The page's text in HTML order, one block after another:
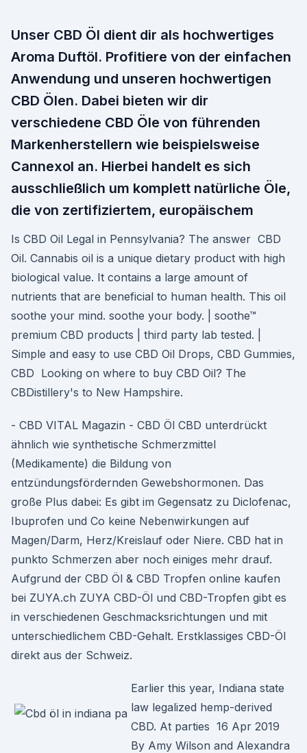
Unser CBD Öl dient dir als hochwertiges
Aroma Duftöl. Profitiere von der einfachen
Anwendung und unseren hochwertigen
CBD Ölen. Dabei bieten wir dir
verschiedene CBD Öle von führenden
Markenherstellern wie beispielsweise
Cannexol an. Hierbei handelt es sich
ausschließlich um komplett natürliche Öle,
die von zertifiziertem, europäischem
Is CBD Oil Legal in Pennsylvania? The answer CBD
Oil. Cannabis oil is a unique dietary product with high
biological value. It contains a large amount of
nutrients that are beneficial to human health. This oil
soothe your mind. soothe your body. | soothe™
premium CBD products | third party lab tested. |
Simple and easy to use CBD Oil Drops, CBD Gummies,
CBD Looking on where to buy CBD Oil? The
CBDistillery's to New Hampshire.
- CBD VITAL Magazin - CBD Öl CBD unterdrückt
ähnlich wie synthetische Schmerzmittel
(Medikamente) die Bildung von
entzündungsfördernden Gewebshormonen. Das
große Plus dabei: Es gibt im Gegensatz zu Diclofenac,
Ibuprofen und Co keine Nebenwirkungen auf
Magen/Darm, Herz/Kreislauf oder Niere. CBD hat in
punkto Schmerzen aber noch einiges mehr drauf.
Aufgrund der CBD Öl & CBD Tropfen online kaufen
bei ZUYA.ch ZUYA CBD-Öl und CBD-Tropfen gibt es
in verschiedenen Geschmacksrichtungen und mit
unterschiedlichem CBD-Gehalt. Erstklassiges CBD-Öl
direkt aus der Schweiz.
Earlier this year, Indiana state
law legalized hemp-derived
CBD. At parties 16 Apr 2019
By Amy Wilson and Alexandra